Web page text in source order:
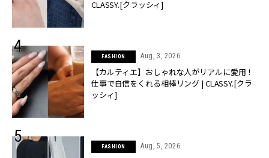
CLASSY.[クラッシィ]
FASHION Aug, 3, 2026
【カルティエ】おしゃれな人がリアルに愛用！
仕事で自信をくれる相棒リング | CLASSY.[クラ
ッシィ]
FASHION Aug, 5, 2026